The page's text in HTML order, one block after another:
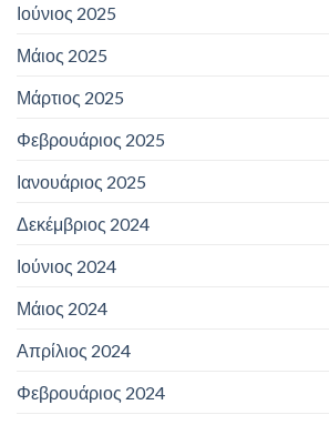
Ιούνιος 2025
Μάιος 2025
Μάρτιος 2025
Φεβρουάριος 2025
Ιανουάριος 2025
Δεκέμβριος 2024
Ιούνιος 2024
Μάιος 2024
Απρίλιος 2024
Φεβρουάριος 2024